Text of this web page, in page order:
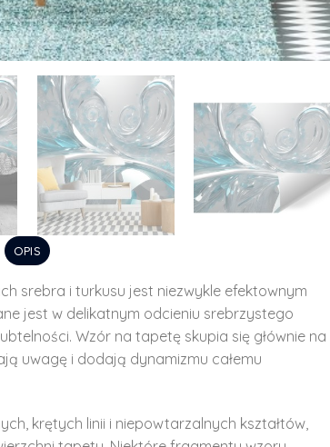
OPIS
srebra i turkusu jest niezwykle efektownym
jest w delikatnym odcieniu srebrzystego
Wzór na tapetę skupia się głównie na
uwagę i dodają dynamizmu całemu
krętych linii i niepowtarzalnych kształtów,